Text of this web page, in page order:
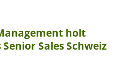
holt
Sales Schweiz